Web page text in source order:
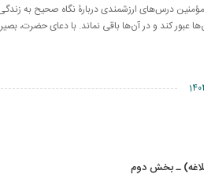
درس‌های ارزشمندی دربارۀ نگاه صحیح به
عبور کند و در آن‌ها باقی نماند. با دعای حضرت،
ـ بخش دوم